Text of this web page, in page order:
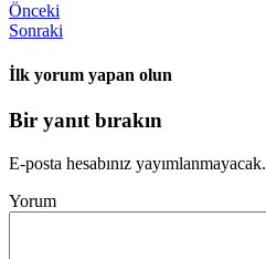
Önceki
Sonraki
İlk yorum yapan olun
Bir yanıt bırakın
E-posta hesabınız yayımlanmayacak.
Yorum